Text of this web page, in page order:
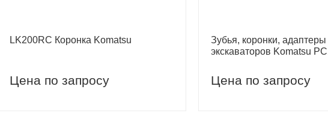
LK200RC Коронка Komatsu
Цена по запросу
Зубья, коронки,
экскаваторов Komatsu
Цена по запросу